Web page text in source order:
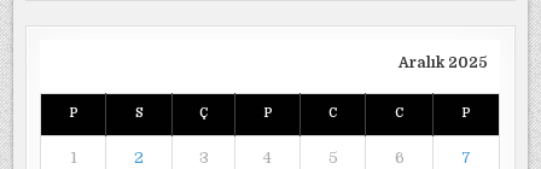
Aralık 2025
P S Ç P C C P
1 2 3 4 5 6 7